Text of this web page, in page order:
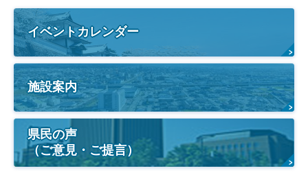
イベントカレンダー
施設案内
県民の声
（ご意見・ご提言）